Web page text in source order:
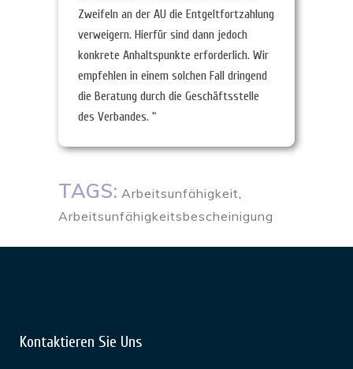
Zweifeln an der AU die Entgeltfortzahlung
verweigern. Hierfür sind dann jedoch
konkrete Anhaltspunkte erforderlich. Wir
empfehlen in einem solchen Fall dringend
die Beratung durch die Geschäftsstelle
des Verbandes. “
TAGS: Arbeitsunfähigkeit,
Arbeitsunfähigkeitsbescheinigung
Kontaktieren Sie Uns